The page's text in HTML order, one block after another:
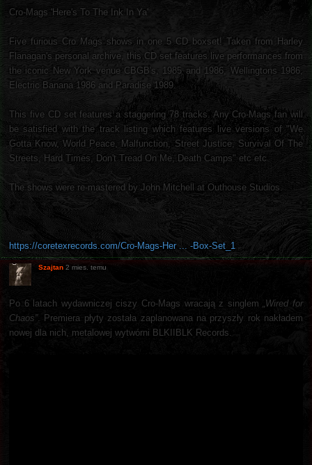
Cro-Mags 'Here's To The Ink In Ya'
Five furious Cro Mags shows in one 5 CD boxset! Taken from Harley
Flanagan's personal archive, this CD set features live performances from
the iconic New York venue CBGB's, 1985 and 1986, Wellingtons 1986,
Electric Banana 1986 and Paradise 1989.
This five CD set features a staggering 78 tracks. Any Cro-Mags fan will
be satisfied with the track listing which features live versions of "We
Gotta Know, World Peace, Malfunction, Street Justice, Survival Of The
Streets, Hard Times, Don't Tread On Me, Death Camps" etc etc
The shows were re-mastered by John Mitchell at Outhouse Studios.
https://coretexrecords.com/Cro-Mags-Her ... -Box-Set_1
Szajtan 2 mies. temu
Po 6 latach wydawniczej ciszy Cro-Mags wracają z singlem„Wired for
Chaos”. Premiera płyty została zaplanowana na przyszły rok nakładem
nowej dla nich, metalowej wytwórni BLKIIBLK Records.